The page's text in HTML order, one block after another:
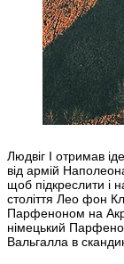
Людвіг I отримав
від армій
щоб підкреслити і
століття Лео фон
Парфеноном на
німецький
Вальгалла в